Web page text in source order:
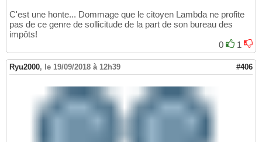
C'est une honte... Dommage que le citoyen Lambda ne profite
pas de ce genre de sollicitude de la part de son bureau des
impôts!
0
1
Ryu2000, le 19/09/2018 à 12h39 #406